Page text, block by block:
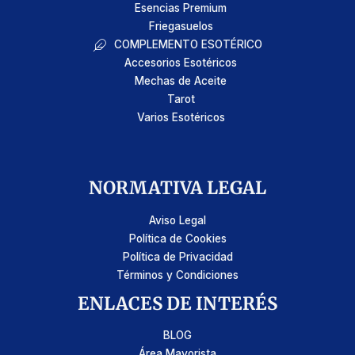
Esencias Premium
Friegasuelos
COMPLEMENTO ESOTÉRICO
Accesorios Esotéricos
Mechas de Aceite
Tarot
Varios Esotéricos
NORMATIVA LEGAL
Aviso Legal
Política de Cookies
Política de Privacidad
Términos y Condiciones
ENLACES DE INTERÉS
BLOG